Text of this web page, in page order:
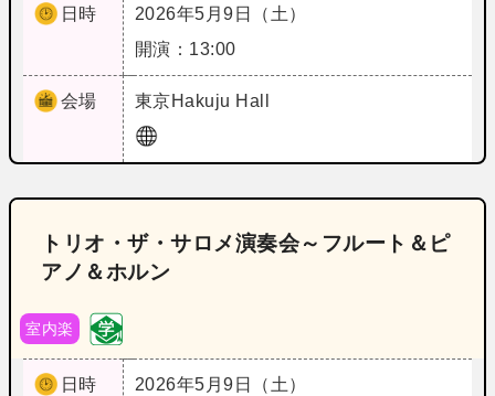
日時
2026年5月9日（土）
開演：13:00
会場 東京Hakuju Hall
トリオ・ザ・サロメ演奏会～フルート＆ピ
アノ＆ホルン
室内楽
日時
2026年5月9日（土）